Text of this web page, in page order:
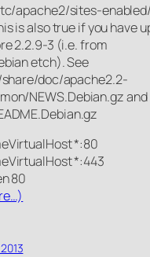
apache2/sites-
is also true if you have
2.2.9-3 (i.e. from
etch). See
doc/apache2.2-
NEWS.Debian.gz and
*:80
*:443
80